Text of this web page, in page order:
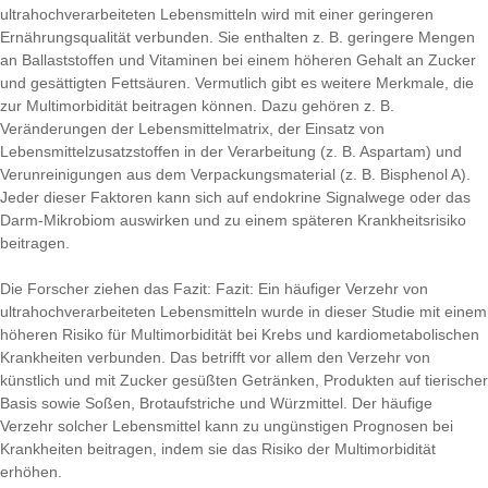
ultrahochverarbeiteten Lebensmitteln wird mit einer geringeren
Ernährungsqualität verbunden. Sie enthalten z. B. geringere Mengen
an Ballaststoffen und Vitaminen bei einem höheren Gehalt an Zucker
und gesättigten Fettsäuren. Vermutlich gibt es weitere Merkmale, die
zur Multimorbidität beitragen können. Dazu gehören z. B.
Veränderungen der Lebensmittelmatrix, der Einsatz von
Lebensmittelzusatzstoffen in der Verarbeitung (z. B. Aspartam) und
Verunreinigungen aus dem Verpackungsmaterial (z. B. Bisphenol A).
Jeder dieser Faktoren kann sich auf endokrine Signalwege oder das
Darm-Mikrobiom auswirken und zu einem späteren Krankheitsrisiko
beitragen.
Die Forscher ziehen das Fazit: Fazit: Ein häufiger Verzehr von
ultrahochverarbeiteten Lebensmitteln wurde in dieser Studie mit einem
höheren Risiko für Multimorbidität bei Krebs und kardiometabolischen
Krankheiten verbunden. Das betrifft vor allem den Verzehr von
künstlich und mit Zucker gesüßten Getränken, Produkten auf tierischer
Basis sowie Soßen, Brotaufstriche und Würzmittel. Der häufige
Verzehr solcher Lebensmittel kann zu ungünstigen Prognosen bei
Krankheiten beitragen, indem sie das Risiko der Multimorbidität
erhöhen.